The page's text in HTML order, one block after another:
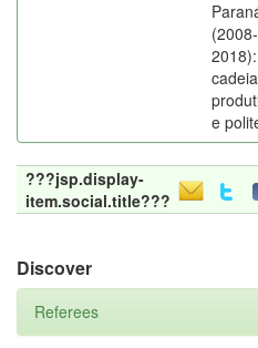
(2008-
2018):
e
???jsp.display-
item.social.title???
Discover
Referees